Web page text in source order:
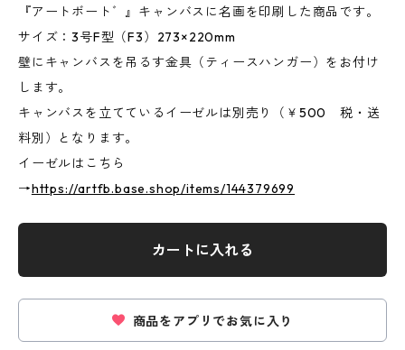
『アートボート゛』キャンバスに名画を印刷した商品です。
サイズ：3号F型（F3）273×220mm
壁にキャンバスを吊るす金具（ティースハンガー）をお付け
します。
キャンバスを立てているイーゼルは別売り（￥500 税・送
料別）となります。
イーゼルはこちら
→https://artfb.base.shop/items/144379699
カートに入れる
商品をアプリでお気に入り